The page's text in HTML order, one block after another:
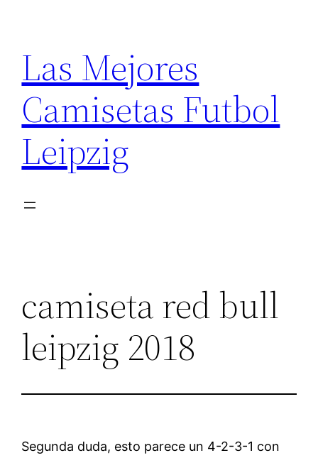
contenido
Las Mejores
Camisetas Futbol
Leipzig
camiseta red bull
leipzig 2018
Segunda duda, esto parece un 4-2-3-1 con